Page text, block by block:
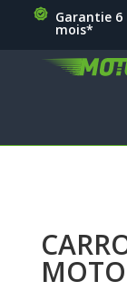
Garantie 6
mois*